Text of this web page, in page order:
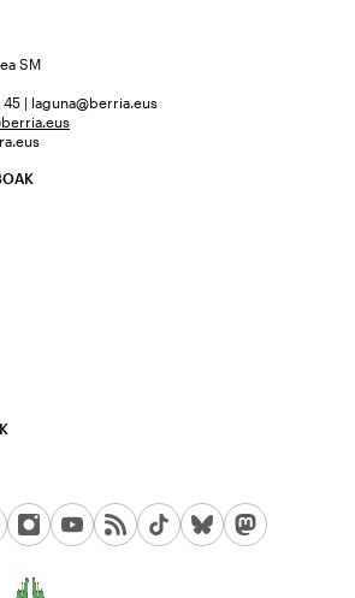
SM
| laguna@berria.eus